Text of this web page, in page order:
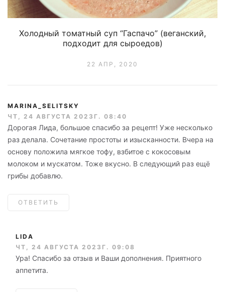
Холодный томатный суп “Гаспачо” (веганский,
подходит для сыроедов)
22 АПР, 2020
MARINA_SELITSKY
ЧТ, 24 АВГУСТА 2023Г. 08:40
Дорогая Лида, большое спасибо за рецепт! Уже несколько
раз делала. Сочетание простоты и изысканности. Вчера на
основу положила мягкое тофу, взбитое с кокосовым
молоком и мускатом. Тоже вкусно. В следующий раз ещё
грибы добавлю.
ОТВЕТИТЬ
LIDA
ЧТ, 24 АВГУСТА 2023Г. 09:08
Ура! Спасибо за отзыв и Ваши дополнения. Приятного
аппетита.